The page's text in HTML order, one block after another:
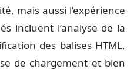
mais aussi l’expérience
incluent l’analyse de la
des balises HTML,
de chargement et bien